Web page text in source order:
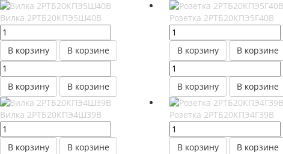
Вилка 2РТБ20КПЭ5Ш40В
В корзину В корзине
В корзину В корзине
Розетка 2РТБ20КПЭ5Г40В
В корзину В корзине
В корзину В корзине
Вилка 2РТБ20КПЭ4Ш39В
В корзину В корзине
Розетка 2РТБ20КПЭ4Г39В
В корзину В корзине